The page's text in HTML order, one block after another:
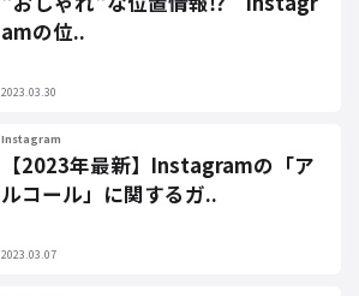
amの位..
2023.03.30
Instagram
【2023年最新】Instagramの「ア
ルコール」に関するガ..
2023.03.07